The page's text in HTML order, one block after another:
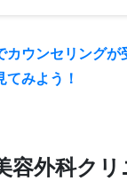
カウンセリング
てみよう！
容外科ク